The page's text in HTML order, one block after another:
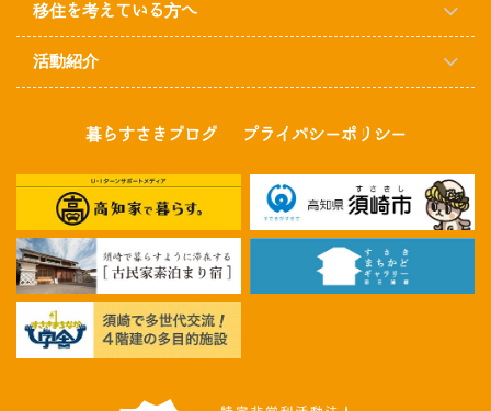
移住を考えている方へ
活動紹介
暮らすさきブログ プライバシーポリシー